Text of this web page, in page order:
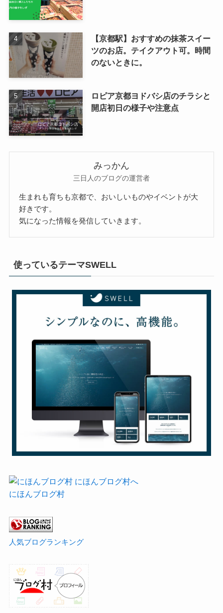
【京都駅】おすすめの抹茶スイー
ツのお店。テイクアウト可。時間
のないときに。
ロピア京都ヨドバシ店のチラシと
開店初日の様子や注意点
みっかん
三日人のブログの運営者
生まれも育ちも京都で、おいしいものやイベントが大
好きです。
気になった情報を発信していきます。
使っているテーマSWELL
にほんブログ村
人気ブログランキング